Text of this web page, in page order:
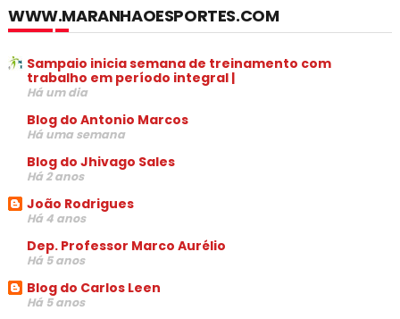
WWW.MARANHAOESPORTES.COM
Sampaio inicia semana de treinamento com
trabalho em período integral |
Há um dia
Blog do Antonio Marcos
Há uma semana
Blog do Jhivago Sales
Há 2 anos
João Rodrigues
Há 4 anos
Dep. Professor Marco Aurélio
Há 5 anos
Blog do Carlos Leen
Há 5 anos